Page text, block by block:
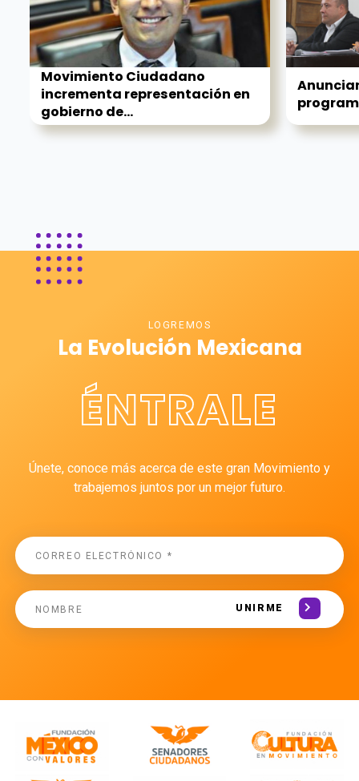
Movimiento Ciudadano
incrementa representación en
gobierno de...
LOGREMOS
La Evolución Mexicana
ÉNTRALE
Únete, conoce más acerca de este gran Movimiento y
trabajemos juntos por un mejor futuro.
UNIRME